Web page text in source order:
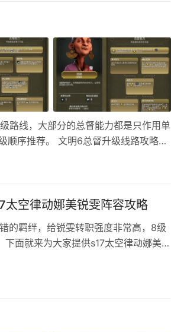
路线，大部分的总督能力都是只作用单
顺序推荐。 文明6总督升级线路攻略
太空律动娜美锐雯阵容攻略
的羁绊，给锐雯转职强度非常高，8级
面就来为大家提供s17太空律动娜美锐
星神赐福 艾克